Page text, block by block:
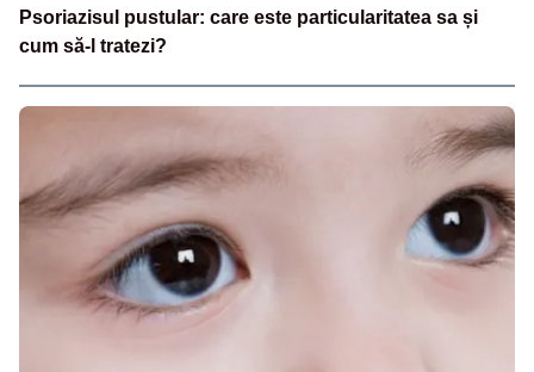
Psoriazisul pustular: care este particularitatea sa și
cum să-l tratezi?